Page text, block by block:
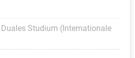
Studium (Internationale